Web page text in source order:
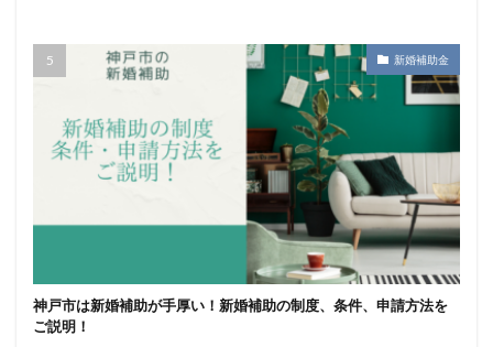
新婚補助金
神戸市は新婚補助が手厚い！新婚補助の制度、条件、申請方法を
ご説明！